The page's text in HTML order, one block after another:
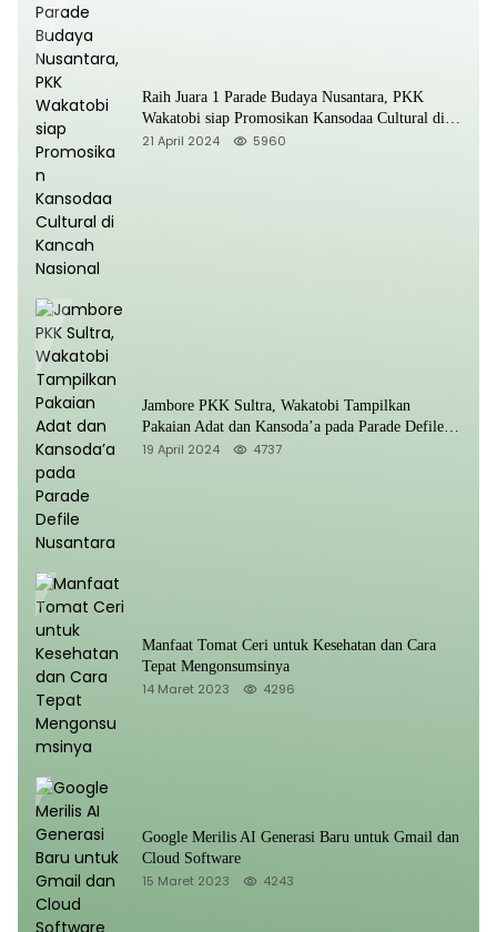
Raih Juara 1 Parade Budaya Nusantara, PKK
Wakatobi siap Promosikan Kansodaa Cultural di
Kancah Nasional
21 April 2024 5960
Jambore PKK Sultra, Wakatobi Tampilkan
Pakaian Adat dan Kansoda’a pada Parade Defile
Nusantara
19 April 2024 4737
Manfaat Tomat Ceri untuk Kesehatan dan Cara
Tepat Mengonsumsinya
14 Maret 2023 4296
Google Merilis AI Generasi Baru untuk Gmail dan
Cloud Software
15 Maret 2023 4243